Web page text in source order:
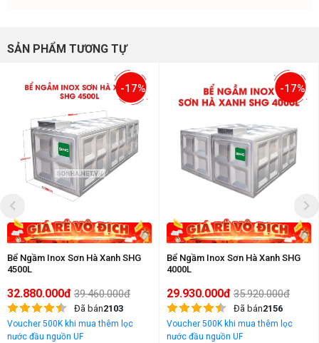
SẢN PHẨM TƯƠNG TỰ
-17%
Bể Ngầm Inox Sơn Hà Xanh SHG
4500L
32.880.000đ 39.460.000đ
Đã bán2103
Voucher 500K khi mua thêm lọc
nước đầu nguồn UF
-17%
Bể Ngầm Inox Sơn Hà Xanh SHG
4000L
29.930.000đ 35.920.000đ
Đã bán2156
Voucher 500K khi mua thêm lọc
nước đầu nguồn UF